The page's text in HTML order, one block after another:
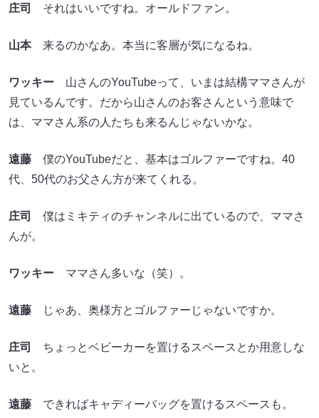
庄司 それはいいですね。オールドファン。
山本来るのかなあ。本当に客層が気になるね。
ワッキー 山さんのYouTubeって、いまは結構ママさんが
見ているんです。だから山さんのお客さんという意味で
は、ママさん系の人たちも来るんじゃないかな。
遠藤 僕のYouTubeだと、基本はゴルファーですね。40
代、50代のお父さん方が来てくれる。
庄司
僕はミキティのチャンネルに出ているので、ママさ
んが。
ワッキー ママさん多いな（笑）。
遠藤 じゃあ、奥様方とゴルファーじゃないですか。
庄司
ちょっとベビーカーを置けるスペースとか用意しな
いと。
遠藤 できればキャディーバッグを置けるスペースも。